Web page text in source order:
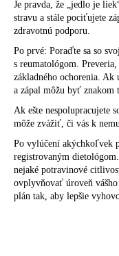
Je pravda, že „jedlo je
stravu a stále pociťujete
zdravotnú podporu.
Po prvé: Poraďte sa so
s reumatológom.
základného ochorenia. Ak
a zápal môžu byť znakom
Ak ešte nespolupracujete
môže zvážiť, či vás k
Po vylúčení akýchkoľvek
registrovaným
nejaké potravinové
ovplyvňovať úroveň
plán tak, aby lepšie